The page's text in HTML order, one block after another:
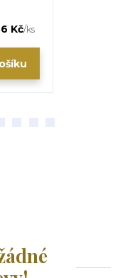
Kč/ks